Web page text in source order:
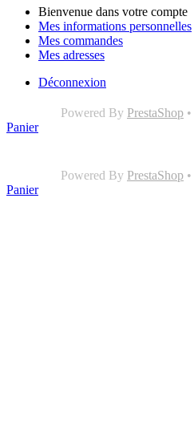
Bienvenue dans votre compte
Mes informations personnelles
Mes commandes
Mes adresses
Déconnexion
Powered By PrestaShop •
Panier
Powered By PrestaShop •
Panier